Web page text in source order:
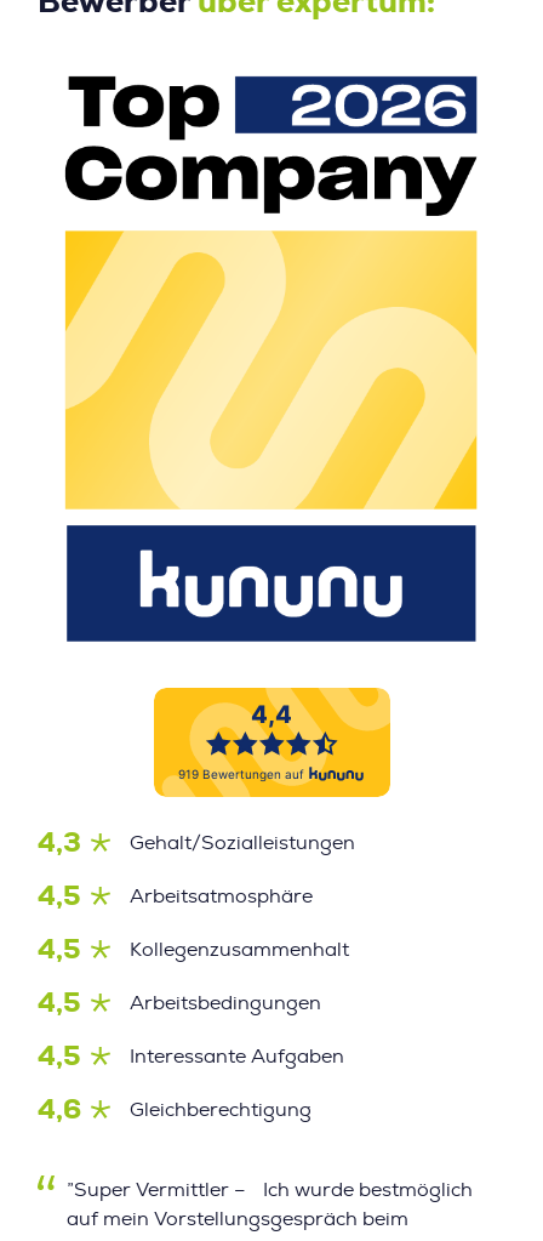
4,3 Gehalt/Sozialleistungen
4,5 Arbeitsatmosphäre
4,5 Kollegenzusammenhalt
4,5 Arbeitsbedingungen
4,5 Interessante Aufgaben
4,6 Gleichberechtigung
”Super Vermittler – Ich wurde bestmöglich
auf mein Vorstellungsgespräch beim